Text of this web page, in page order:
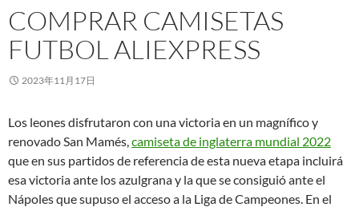
COMPRAR CAMISETAS
FUTBOL ALIEXPRESS
2023年11月17日
Los leones disfrutaron con una victoria en un magnífico y
renovado San Mamés,camiseta de inglaterra mundial 2022
que en sus partidos de referencia de esta nueva etapa incluirá
esa victoria ante los azulgrana y la que se consiguió ante el
Nápoles que supuso el acceso a la Liga de Campeones. En el